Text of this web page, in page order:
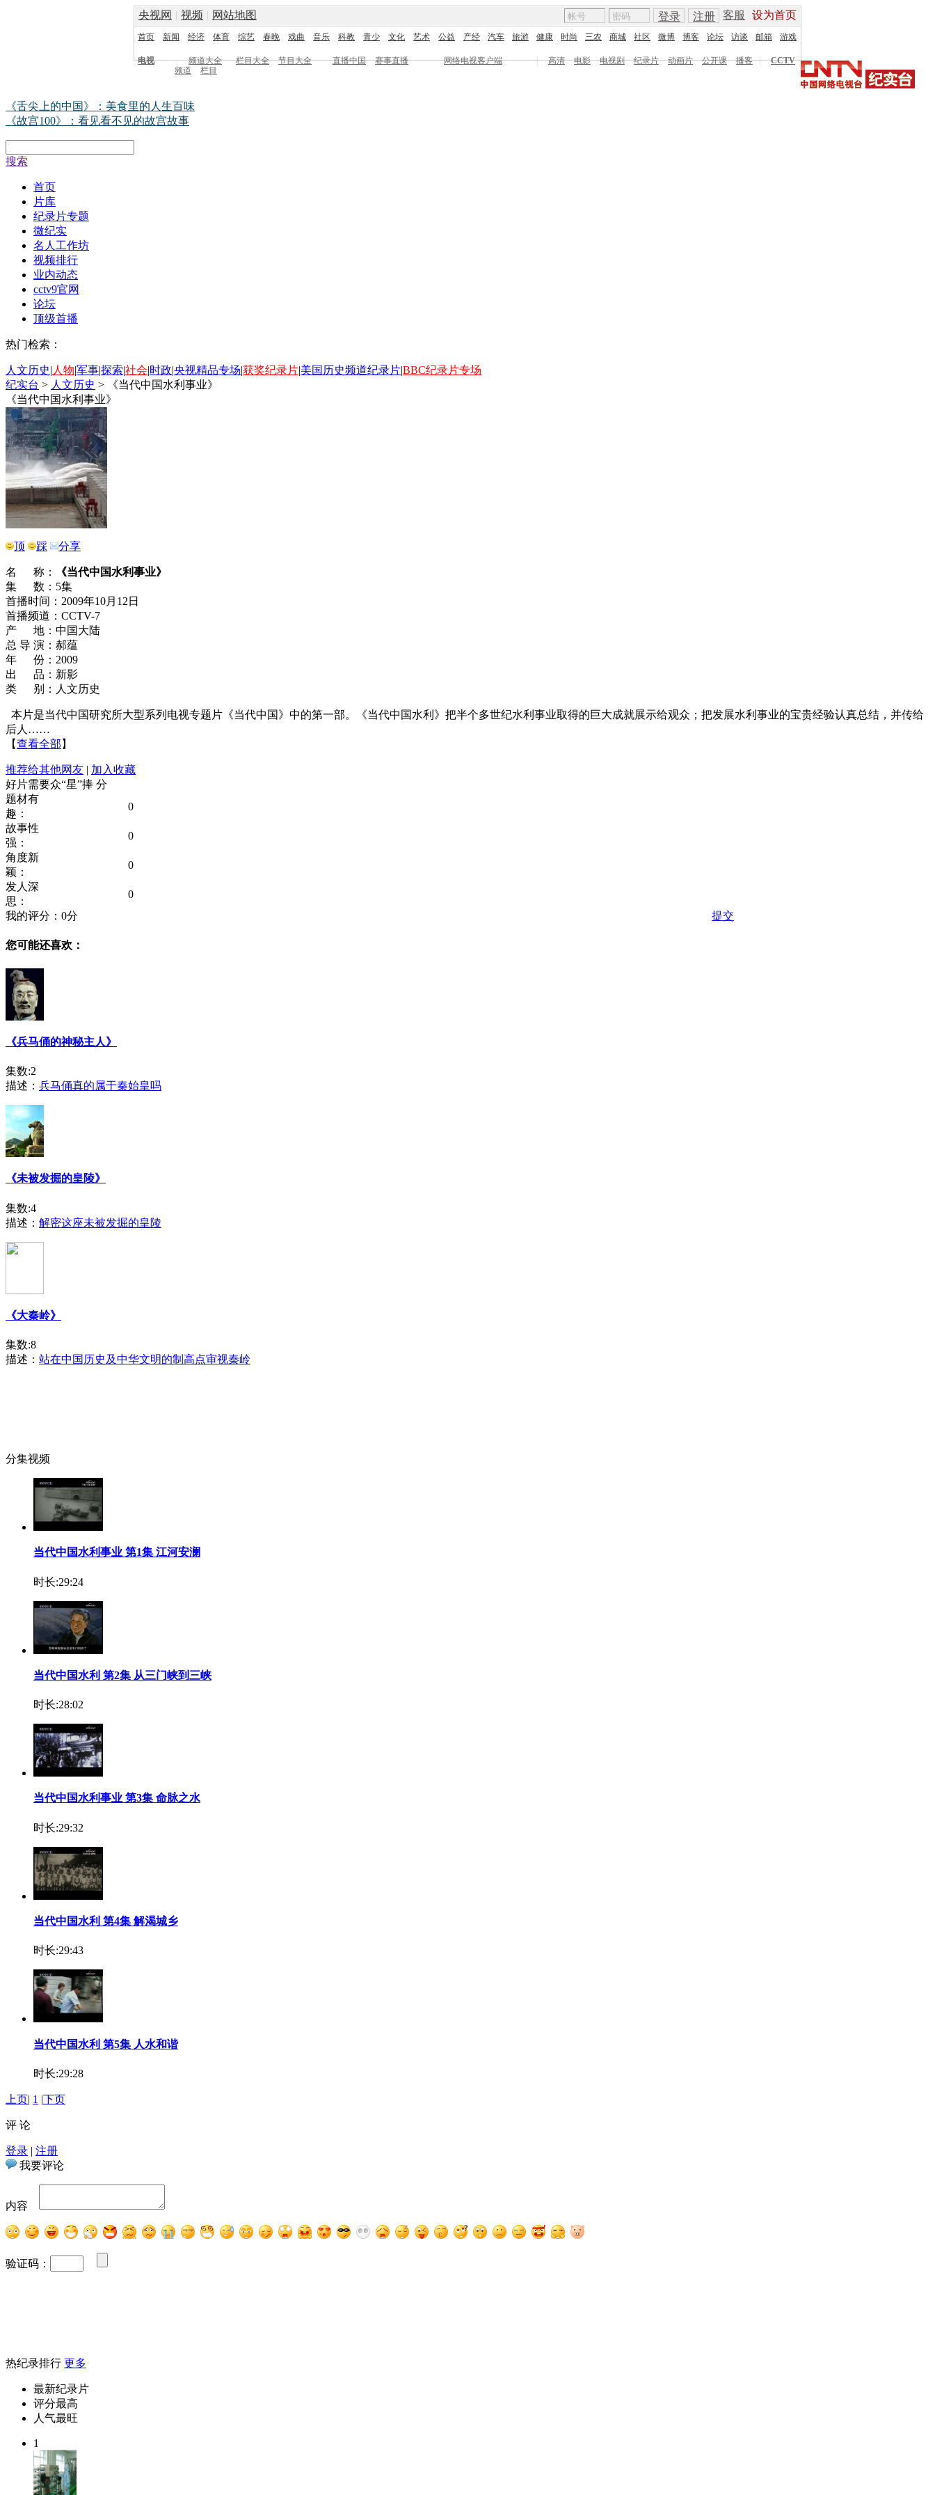
央视网 | 视频 | 网站地图 客服 设为首页
登录 注册
首页 新闻 经济 体育 综艺 春晚 戏曲 音乐 科教 青少 文化 艺术 公益 产经 汽车 旅游 健康 时尚 三农 商城 社区 微博 博客 论坛 访谈 邮箱 游戏
电视 频道大全 栏目大全 节目大全 直播中国 赛事直播 网络电视客户端 | 高清 电影 电视剧 纪录片 动画片 公开课 播客 |
CCTV
频道
栏目
《舌尖上的中国》：美食里的人生百味
《故宫100》：看见看不见的故宫故事
搜索
首页
片库
纪录片专题
微纪实
名人工作坊
视频排行
业内动态
cctv9官网
论坛
顶级首播
热门检索：
人文历史| 人物|军事|探索|社会|时政|央视精品专场|获奖纪录片|美国历史频道纪录片|BBC纪录片专场
纪实台 > 人文历史 >
《当代中国水利事业》
《当代中国水利事业》
顶 踩 分享
名 称：
《当代中国水利事业》
集 数：5集
首播时间：2009年10月12日
首播频道：CCTV-7
产 地：中国大陆
总 导 演：郝蕴
年 份：2009
出 品：新影
类 别：人文历史
本片是当代中国研究所大型系列电视专题片《当代中国》中的第一部。《当代中国水利》把半个多世纪水利事业取得的巨大成就展示给观众；把发展水利事业的宝贵经验认真总结，并传给
后人……
【查看全部 】
推荐给其他网友 | 加入收藏
好片需要众“星”捧 分
题材有
趣：
0
故事性
强：
0
角度新
颖：
0
发人深
思：
0
我的评分： 0分 提交
您可能还喜欢：
《兵马俑的神秘主人》
集数:2
描述： 兵马俑真的属于秦始皇吗
《未被发掘的皇陵》
集数:4
描述： 解密这座未被发掘的皇陵
《大秦岭》
集数:8
描述： 站在中国历史及中华文明的制高点审视秦岭
分集视频
当代中国水利事业 第1集 江河安澜
时长:29:24
当代中国水利 第2集 从三门峡到三峡
时长:28:02
当代中国水利事业 第3集 命脉之水
时长:29:32
当代中国水利 第4集 解渴城乡
时长:29:43
当代中国水利 第5集 人水和谐
时长:29:28
上页| 1 |下页
评 论
登录 | 注册
我要评论
内容
验证码：
热纪录排行 更多
最新纪录片
评分最高
人气最旺
1